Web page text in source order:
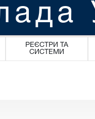
РЕЄСТРИ ТА
СИСТЕМИ